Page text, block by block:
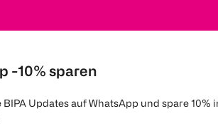
-10% sparen
Updates auf WhatsApp und spare 10%